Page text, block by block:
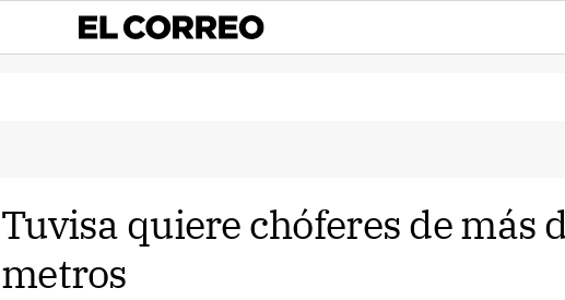
Tuvisa quiere chóferes de más
metros